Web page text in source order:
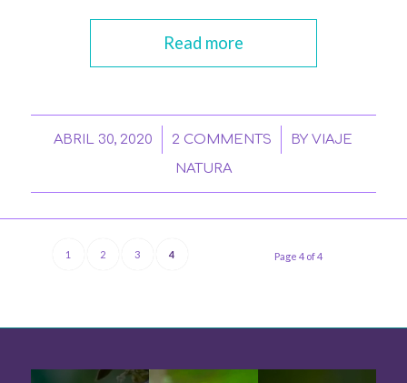
Read more
ABRIL 30, 2020
/ 2 COMMENTS
/ BYVIAJE
NATURA
Page 4 of 4
1 2 3 4